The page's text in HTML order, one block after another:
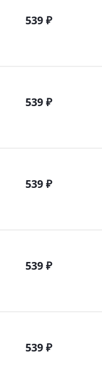
539 ₽
539 ₽
539 ₽
539 ₽
539 ₽